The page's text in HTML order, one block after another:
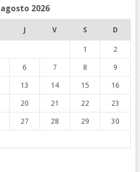
agosto 2026
J V S D
1 2
6 7 8 9
13 14 15 16
20 21 22 23
27 28 29 30